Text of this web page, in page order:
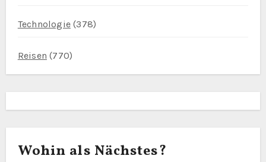
Technologie(378)
Reisen (770)
Wohin als Nächstes?